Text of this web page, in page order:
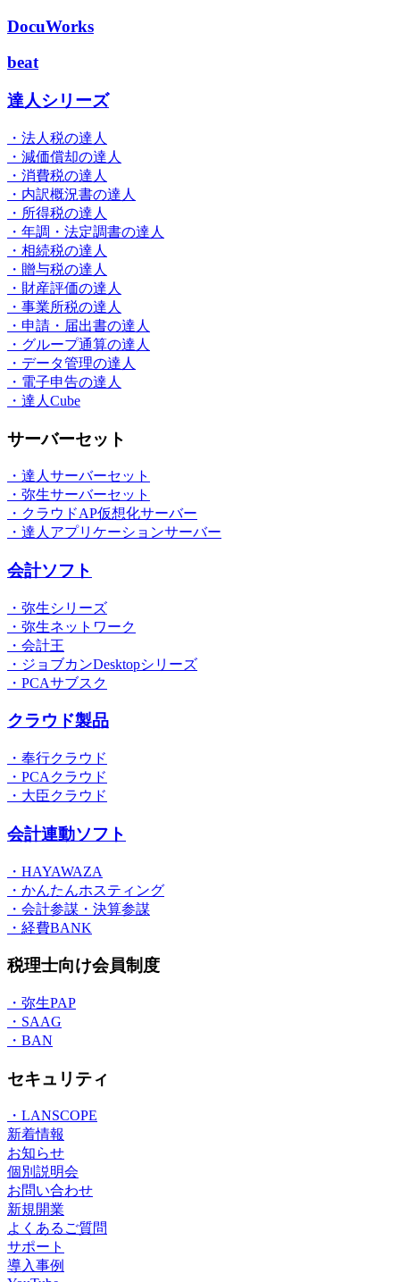
DocuWorks
beat
達人シリーズ
・法人税の達人
・減価償却の達人
・消費税の達人
・内訳概況書の達人
・所得税の達人
・年調・法定調書の達人
・相続税の達人
・贈与税の達人
・財産評価の達人
・事業所税の達人
・申請・届出書の達人
・グループ通算の達人
・データ管理の達人
・電子申告の達人
・達人Cube
サーバーセット
・達人サーバーセット
・弥生サーバーセット
・クラウドAP仮想化サーバー
・達人アプリケーションサーバー
会計ソフト
・弥生シリーズ
・弥生ネットワーク
・会計王
・ジョブカンDesktopシリーズ
・PCAサブスク
クラウド製品
・奉行クラウド
・PCAクラウド
・大臣クラウド
会計連動ソフト
・HAYAWAZA
・かんたんホスティング
・会計参謀・決算参謀
・経費BANK
税理士向け会員制度
・弥生PAP
・SAAG
・BAN
セキュリティ
・LANSCOPE
新着情報
お知らせ
個別説明会
お問い合わせ
新規開業
よくあるご質問
サポート
導入事例